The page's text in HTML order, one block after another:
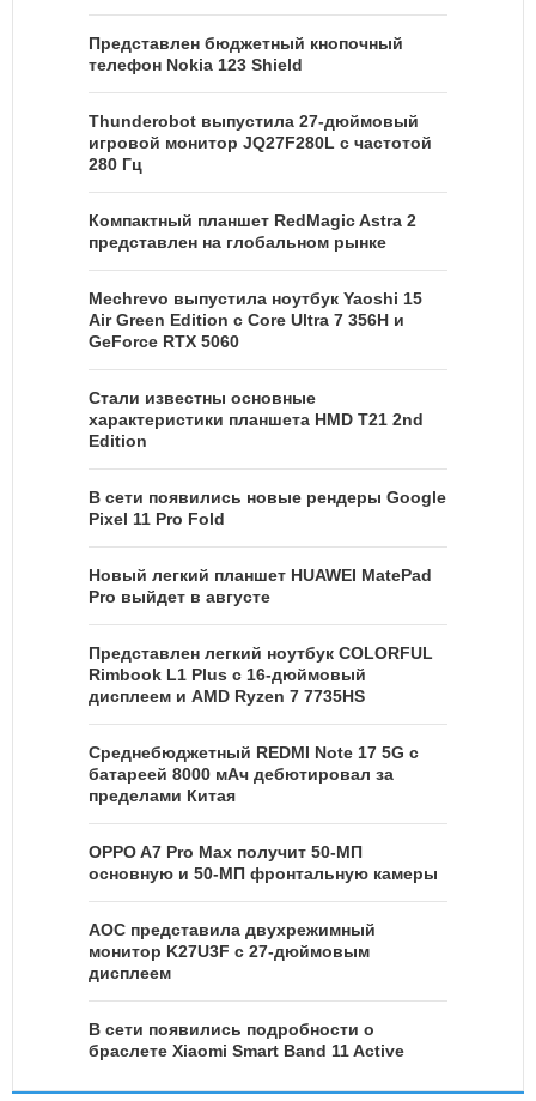
Представлен бюджетный кнопочный
телефон Nokia 123 Shield
Thunderobot выпустила 27-дюймовый
игровой монитор JQ27F280L с частотой
280 Гц
Компактный планшет RedMagic Astra 2
представлен на глобальном рынке
Mechrevo выпустила ноутбук Yaoshi 15
Air Green Edition с Core Ultra 7 356H и
GeForce RTX 5060
Стали известны основные
характеристики планшета HMD T21 2nd
Edition
В сети появились новые рендеры Google
Pixel 11 Pro Fold
Новый легкий планшет HUAWEI MatePad
Pro выйдет в августе
Представлен легкий ноутбук COLORFUL
Rimbook L1 Plus с 16-дюймовый
дисплеем и AMD Ryzen 7 7735HS
Среднебюджетный REDMI Note 17 5G с
батареей 8000 мАч дебютировал за
пределами Китая
OPPO A7 Pro Max получит 50-МП
основную и 50-МП фронтальную камеры
AOC представила двухрежимный
монитор K27U3F с 27-дюймовым
дисплеем
В сети появились подробности о
браслете Xiaomi Smart Band 11 Active